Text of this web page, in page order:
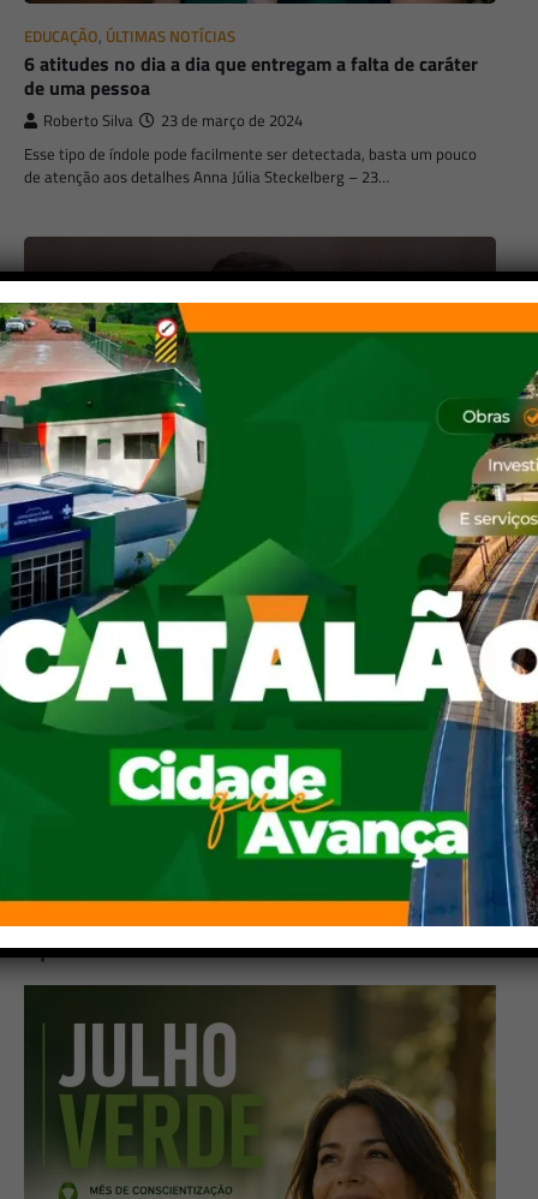
EDUCAÇÃO, ÚLTIMAS NOTÍCIAS
6 atitudes no dia a dia que entregam a falta de caráter
de uma pessoa
Roberto Silva 23 de março de 2024
Esse tipo de índole pode facilmente ser detectada, basta um pouco
de atenção aos detalhes Anna Júlia Steckelberg – 23…
CIDADE,EDUCAÇÃO ,GOIÁS, ÚLTIMAS NOTÍCIAS
“Ele fica muito mais focado em uma pauta de interesse
pessoal para 2026 do que para resolver as pautas para
os goianos”, diz Bia de Lima sobre Caiado
Roberto Silva 17 de março de 2024
Deputada estadual e presidente do Sintego é a entrevistada desta
semana do ‘6 perguntas para’ Eleita deputada estadual em…
Apoio